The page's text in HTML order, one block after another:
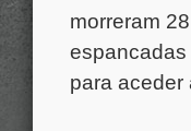
morreram
espancadas
para